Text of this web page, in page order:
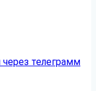
через телеграмм